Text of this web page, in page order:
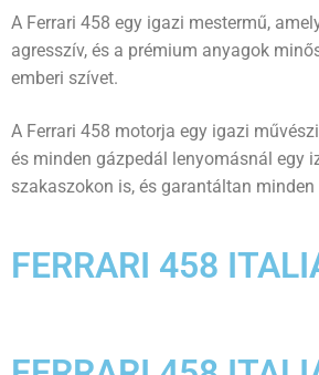
A Ferrari 458 egy igazi mestermű,
agresszív, és a prémium anyagok
emberi szívet.
A Ferrari 458 motorja egy igazi
és minden gázpedál lenyomásnál egy
szakaszokon is, és garantáltan
FERRARI 458